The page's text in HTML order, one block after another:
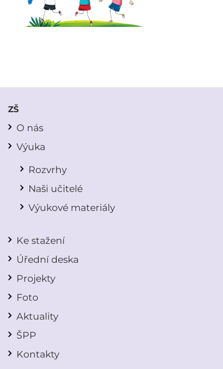
ZŠ
O nás
Výuka
Rozvrhy
Naši učitelé
Výukové materiály
Ke stažení
Úřední deska
Projekty
Foto
Aktuality
ŠPP
Kontakty